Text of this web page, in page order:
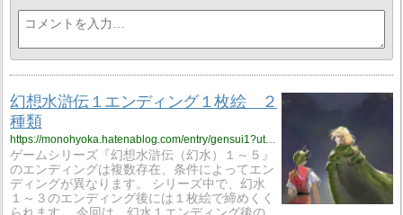
幻想水滸伝１エンディング１枚絵 ２
種類
https://monohyoka.hatenablog.com/entry/gensui1?utm_source=feed
ゲームシリーズ『幻想水滸伝（幻水）１～５』
のエンディングは複数存在、条件によってエン
ディングが異なります。 シリーズ中で、幻水
１～３のエンディング後には１枚絵で締めくく